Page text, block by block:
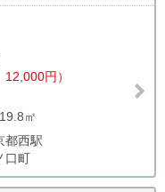
円）
㎡
都西駅
口町